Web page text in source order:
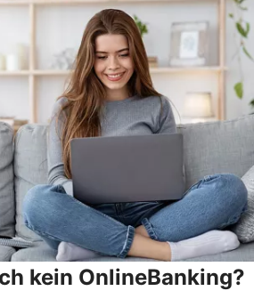
kein OnlineBanking?